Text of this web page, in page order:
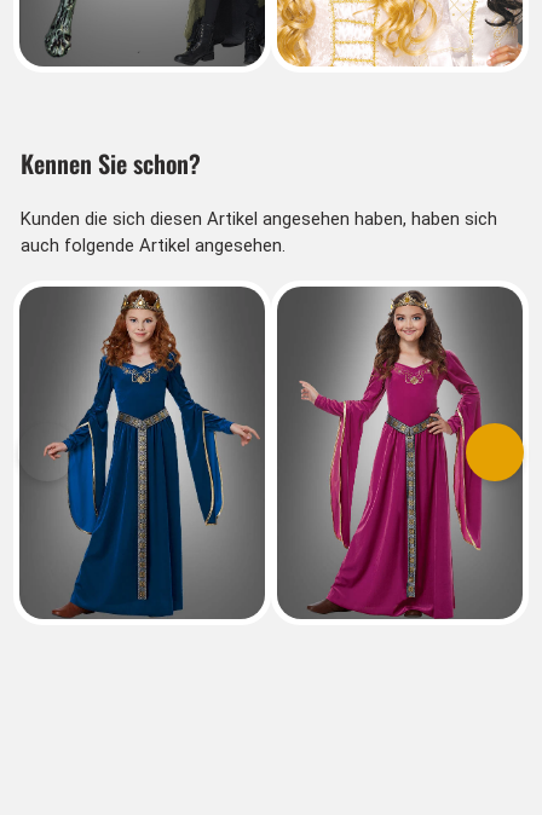
Kennen Sie schon?
Kunden die sich diesen Artikel angesehen haben, haben sich
auch folgende Artikel angesehen.
Vorherige